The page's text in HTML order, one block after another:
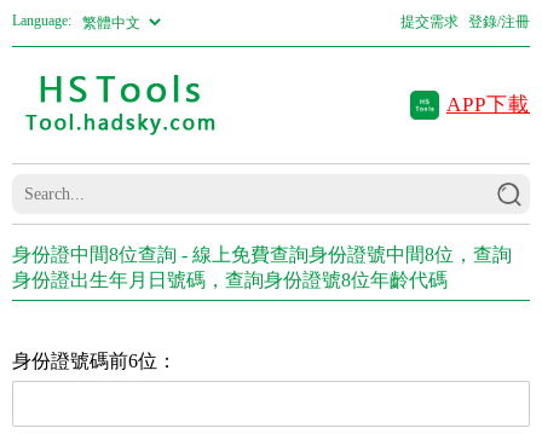
Language: 提交需求 登錄/注冊
APP下載
身份證中間8位查詢 - 線上免費查詢身份證號中間8位，查詢
身份證出生年月日號碼，查詢身份證號8位年齡代碼
身份證號碼前6位：